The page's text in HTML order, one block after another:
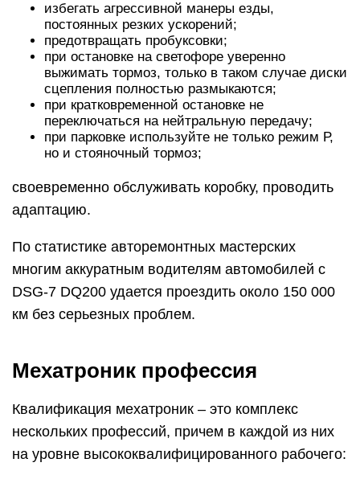
избегать агрессивной манеры езды,
постоянных резких ускорений;
предотвращать пробуксовки;
при остановке на светофоре уверенно
выжимать тормоз, только в таком случае диски
сцепления полностью размыкаются;
при кратковременной остановке не
переключаться на нейтральную передачу;
при парковке используйте не только режим Р,
но и стояночный тормоз;
своевременно обслуживать коробку, проводить
адаптацию.
По статистике авторемонтных мастерских
многим аккуратным водителям автомобилей с
DSG-7 DQ200 удается проездить около 150 000
км без серьезных проблем.
Мехатроник профессия
Квалификация мехатроник – это комплекс
нескольких профессий, причем в каждой из них
на уровне высококвалифицированного рабочего: